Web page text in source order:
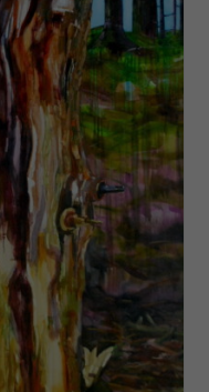
kakor
inte att
välja bort.
De behövs